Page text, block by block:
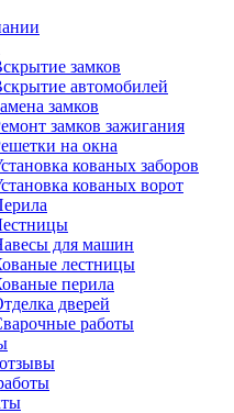
замков
автомобилей
замков
замков зажигания
на окна
кованых заборов
кованых ворот
для машин
лестницы
перила
дверей
работы